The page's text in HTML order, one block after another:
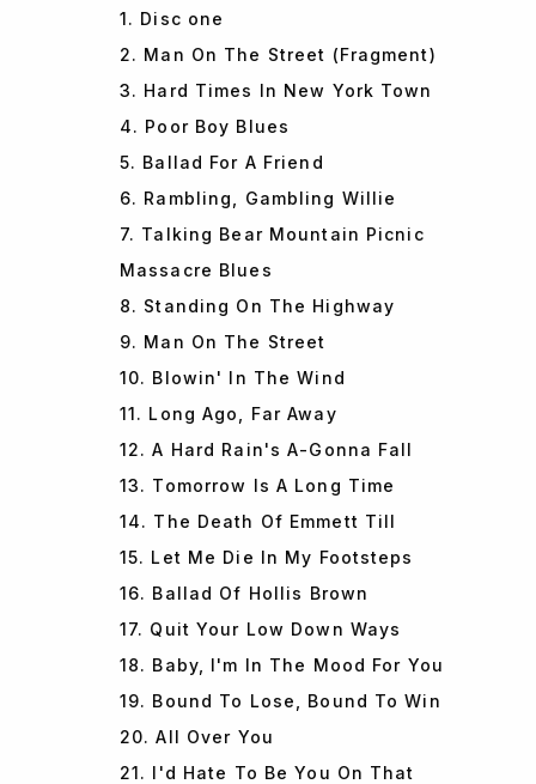
1. Disc one
2. Man On The Street (Fragment)
3. Hard Times In New York Town
4. Poor Boy Blues
5. Ballad For A Friend
6. Rambling, Gambling Willie
7. Talking Bear Mountain Picnic
Massacre Blues
8. Standing On The Highway
9. Man On The Street
10. Blowin' In The Wind
11. Long Ago, Far Away
12. A Hard Rain's A-Gonna Fall
13. Tomorrow Is A Long Time
14. The Death Of Emmett Till
15. Let Me Die In My Footsteps
16. Ballad Of Hollis Brown
17. Quit Your Low Down Ways
18. Baby, I'm In The Mood For You
19. Bound To Lose, Bound To Win
20. All Over You
21. I'd Hate To Be You On That